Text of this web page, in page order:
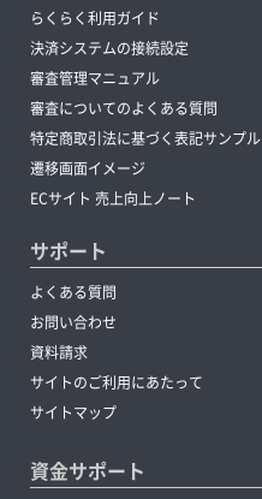
らくらく利用ガイド
決済システムの接続設定
審査管理マニュアル
審査についてのよくある質問
特定商取引法に基づく表記サンプル
遷移画面イメージ
ECサイト 売上向上ノート
サポート
よくある質問
お問い合わせ
資料請求
サイトのご利用にあたって
サイトマップ
資金サポート